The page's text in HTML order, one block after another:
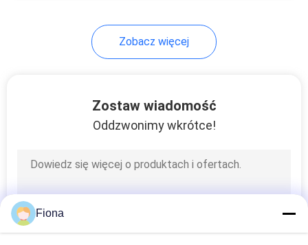
testowania skór
Urządzenia do
Zobacz więcej
Zostaw wiadomość
Oddzwonimy wkrótce!
Fiona